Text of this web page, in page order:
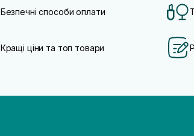
Безпечні способи оплати
Кращі ціни та топ товари